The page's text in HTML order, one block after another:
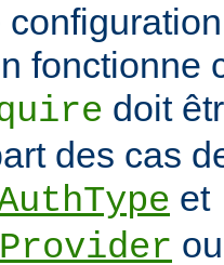
fonctionne
doit
des cas
et
ou